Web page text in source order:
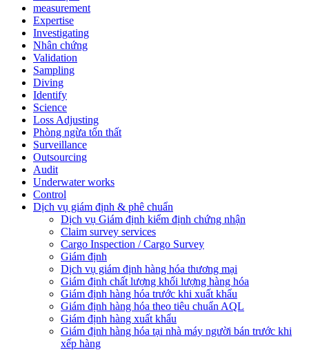
measurement
Expertise
Investigating
Nhân chứng
Validation
Sampling
Diving
Identify
Science
Loss Adjusting
Phòng ngừa tổn thất
Surveillance
Outsourcing
Audit
Underwater works
Control
Dịch vụ giám định & phê chuẩn
Dịch vụ Giám định kiểm định chứng nhận
Claim survey services
Cargo Inspection / Cargo Survey
Giám định
Dịch vụ giám định hàng hóa thương mại
Giám định chất lượng khối lượng hàng hóa
Giám định hàng hóa trước khi xuất khẩu
Giám định hàng hóa theo tiêu chuẩn AQL
Giám định hàng xuất khẩu
Giám định hàng hóa tại nhà máy người bán trước khi
xếp hàng